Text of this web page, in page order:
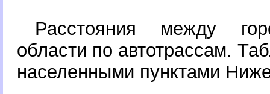
Расстояния между
области по автотрассам.
населенными пунктами